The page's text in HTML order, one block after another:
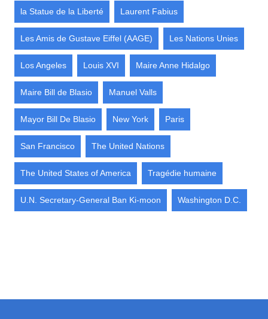
la Statue de la Liberté Laurent Fabius
Les Amis de Gustave Eiffel (AAGE) Les Nations Unies
Los Angeles Louis XVI Maire Anne Hidalgo
Maire Bill de Blasio Manuel Valls
Mayor Bill De Blasio New York Paris
San Francisco The United Nations
The United States of America Tragédie humaine
U.N. Secretary-General Ban Ki-moon Washington D.C.